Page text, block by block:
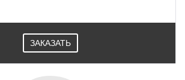
ЗАКАЗАТЬ